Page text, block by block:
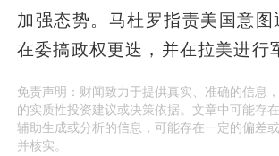
加强态势。马杜罗指责美国意
在委搞政权更迭，并在拉美进行
免责声明：财闻致力于提供真实、准确的信息
的实质性投资建议或决策依据。文章中可能存
辅助生成或分析的信息，可能存在一定的偏差
并核实。